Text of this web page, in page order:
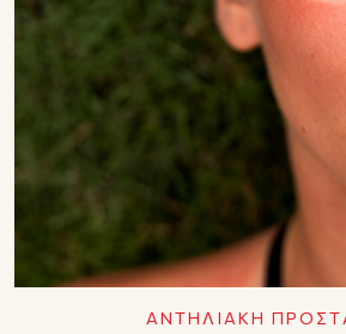
ΑΝΤΗΛΙΑΚΗ